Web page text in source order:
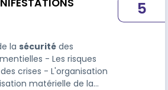
la sécurité des
- Les risques
crises - L'organisation
matérielle de la
5